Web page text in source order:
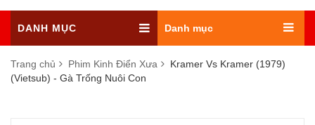
DANH MỤC Danh mục
Trang chủ Phim Kinh Điển Xưa
Kramer Vs Kramer (1979)
(Vietsub) - Gà Trống Nuôi Con